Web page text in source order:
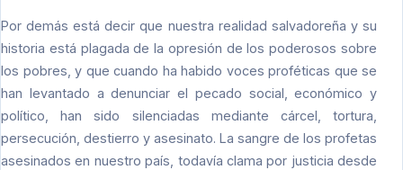
Por demás está decir que nuestra realidad salvadoreña y su
historia está plagada de la opresión de los poderosos sobre
los pobres, y que cuando ha habido voces proféticas que se
han levantado a denunciar el pecado social, económico y
político, han sido silenciadas mediante cárcel, tortura,
persecución, destierro y asesinato. La sangre de los profetas
asesinados en nuestro país, todavía clama por justicia desde